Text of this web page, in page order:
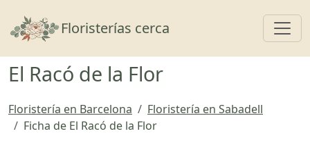
Floristerías cerca
El Racó de la Flor
Floristería en Barcelona
Floristería en Sabadell
Ficha de El Racó de la Flor